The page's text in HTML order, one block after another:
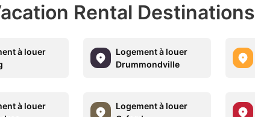
Rental Destinations
à louer
Logement à louer
Drummondville
à louer
Logement à louer